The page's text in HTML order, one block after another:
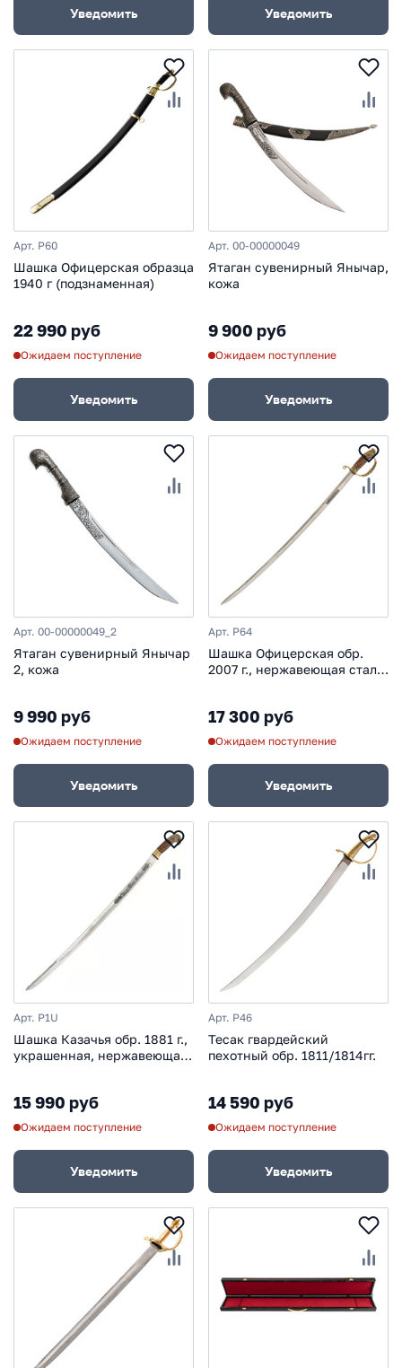
Уведомить Уведомить
Арт. P60
Шашка Офицерская образца
1940 г (подзнаменная)
22 990 руб
Ожидаем поступление
Уведомить
Арт. 00-00000049
Ятаган сувенирный Янычар,
кожа
9 900 руб
Ожидаем поступление
Уведомить
Арт. 00-00000049_2
Ятаган сувенирный Янычар
2, кожа
9 990 руб
Ожидаем поступление
Уведомить
Арт. P64
Шашка Офицерская обр.
2007 г., нержавеющая сталь,
17 300 руб
Ожидаем поступление
Уведомить
Арт. P1U
Шашка Казачья обр. 1881 г.,
украшенная, нержавеющая
15 990 руб
Ожидаем поступление
Уведомить
Арт. P46
Тесак гвардейский
пехотный обр. 1811/1814гг.
14 590 руб
Ожидаем поступление
Уведомить